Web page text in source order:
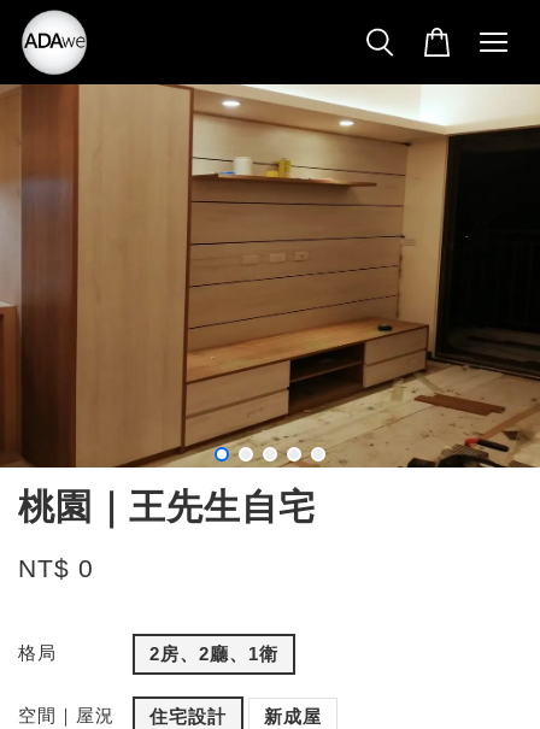
桃園｜王先生自宅
NT$ 0
格局 2房、2廳、1衛
空間｜屋況 住宅設計 新成屋